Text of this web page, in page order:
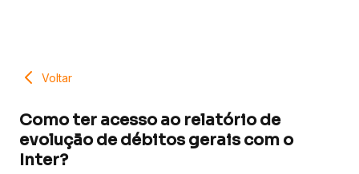
Voltar
Como ter acesso ao relatório de
evolução de débitos gerais com o
Inter?